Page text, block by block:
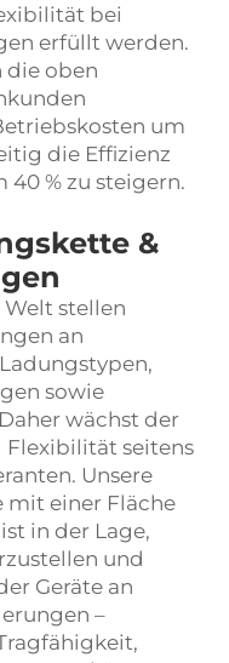
bei
erfüllt werden.
die oben
um
die Effizienz
% zu steigern.
&
stellen
an
sowie
wächst der
Flexibilität seitens
Unsere
einer Fläche
in der Lage,
und
Geräte an
–